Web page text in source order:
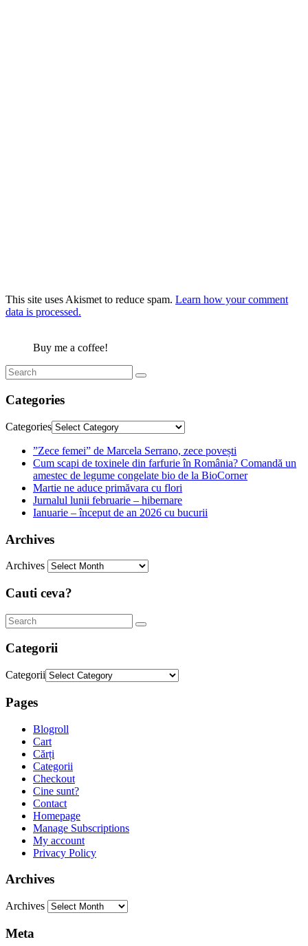
This site uses Akismet to reduce spam. Learn how your comment
data is processed.
Buy me a coffee!
Categories
Categories
”Zece femei” de Marcela Serrano, zece povești
Cum scapi de toxinele din farfurie în România? Comandă un
amestec de legume congelate bio de la BioCorner
Martie ne aduce primăvara cu flori
Jurnalul lunii februarie – hibernare
Ianuarie – început de an 2026 cu bucurii
Archives
Archives
Cauti ceva?
Categorii
Categorii
Pages
Blogroll
Cart
Cărți
Categorii
Checkout
Cine sunt?
Contact
Homepage
Manage Subscriptions
My account
Privacy Policy
Archives
Archives
Meta